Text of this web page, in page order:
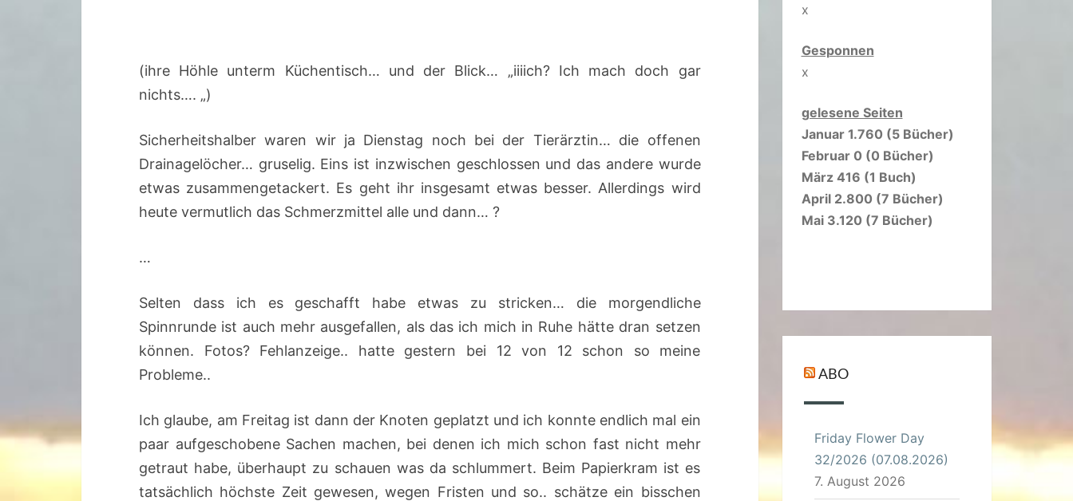
(ihre Höhle unterm Küchentisch… und der Blick… „iiiich? Ich mach doch gar
nichts…. „)
Sicherheitshalber waren wir ja Dienstag noch bei der Tierärztin… die offenen
Drainagelöcher… gruselig. Eins ist inzwischen geschlossen und das andere wurde
etwas zusammengetackert. Es geht ihr insgesamt etwas besser. Allerdings wird
heute vermutlich das Schmerzmittel alle und dann… ?
…
Selten dass ich es geschafft habe etwas zu stricken… die morgendliche
Spinnrunde ist auch mehr ausgefallen, als das ich mich in Ruhe hätte dran setzen
können. Fotos? Fehlanzeige.. hatte gestern bei 12 von 12 schon so meine
Probleme..
Ich glaube, am Freitag ist dann der Knoten geplatzt und ich konnte endlich mal ein
paar aufgeschobene Sachen machen, bei denen ich mich schon fast nicht mehr
getraut habe, überhaupt zu schauen was da schlummert. Beim Papierkram ist es
tatsächlich höchste Zeit gewesen, wegen Fristen und so.. schätze ein bisschen
x
Gesponnen
x
gelesene Seiten
Januar 1.760 (5 Bücher)
Februar 0 (0 Bücher)
März 416 (1 Buch)
April 2.800 (7 Bücher)
Mai 3.120 (7 Bücher)
ABO
Friday Flower Day
32/2026 (07.08.2026)
7. August 2026